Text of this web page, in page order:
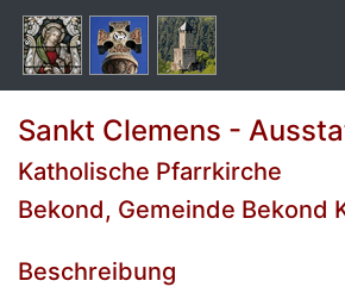
Sankt Clemens -
Katholische Pfarrkirche
Bekond, Gemeinde Bekond
Beschreibung